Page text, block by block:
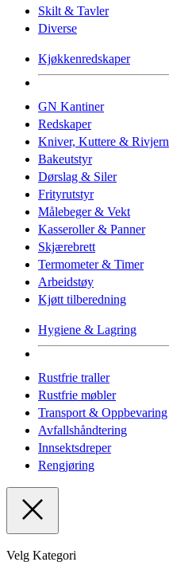
Skilt & Tavler
Diverse
Kjøkkenredskaper
GN Kantiner
Redskaper
Kniver, Kuttere & Rivjern
Bakeutstyr
Dørslag & Siler
Frityrutstyr
Målebeger & Vekt
Kasseroller & Panner
Skjærebrett
Termometer & Timer
Arbeidstøy
Kjøtt tilberedning
Hygiene & Lagring
Rustfrie traller
Rustfrie møbler
Transport & Oppbevaring
Avfallshåndtering
Innsektsdreper
Rengjøring
Velg Kategori